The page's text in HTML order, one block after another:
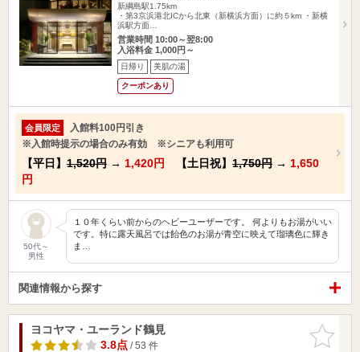
新綱島駅1.75km
・第3京浜港北ICから北東（新横浜方面）に約５km ・新横
浜駅方面…
営業時間 10:00～翌8:00
入浴料金 1,000円～
日帰り 美肌の湯
クーポンあり
会員限定
入館料100円引き
※入館時提示の場合のみ有効 ※シニアも利用可
【平日】 1,520円 → 1,420円 【土日祝】 1,750円 → 1,650
円
50代～
男性
１０年くらい前からのヘビーユーザーです。 何よりもお湯がいい
です。特に露天風呂では飴色のお湯が青空に映えて瑠璃色に輝き
ま…
関連情報から探す
お気に入
りに追加
ヨコヤマ・ユーランド鶴見
3.8点/ 53 件